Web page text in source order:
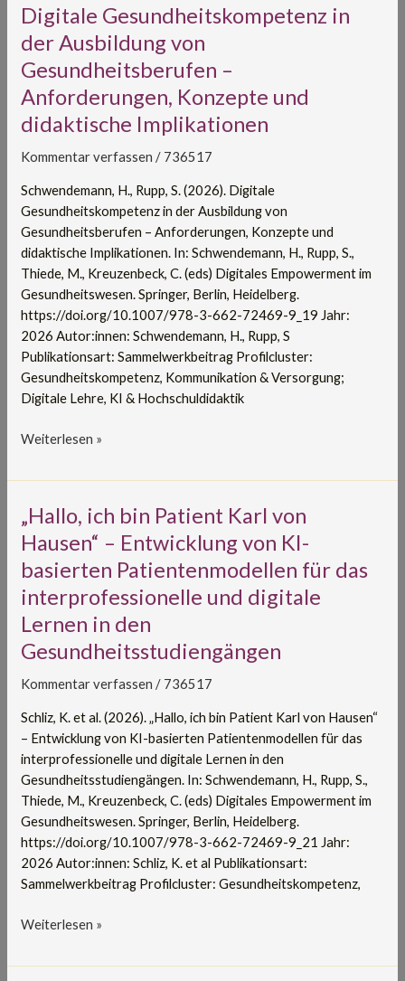
Digitale Gesundheitskompetenz in
der Ausbildung von
Gesundheitsberufen –
Anforderungen, Konzepte und
didaktische Implikationen
Kommentar verfassen / 736517
Schwendemann, H., Rupp, S. (2026). Digitale
Gesundheitskompetenz in der Ausbildung von
Gesundheitsberufen – Anforderungen, Konzepte und
didaktische Implikationen. In: Schwendemann, H., Rupp, S.,
Thiede, M., Kreuzenbeck, C. (eds) Digitales Empowerment im
Gesundheitswesen. Springer, Berlin, Heidelberg.
https://doi.org/10.1007/978-3-662-72469-9_19 Jahr:
2026 Autor:innen: Schwendemann, H., Rupp, S
Publikationsart: Sammelwerkbeitrag Profilcluster:
Gesundheitskompetenz, Kommunikation & Versorgung;
Digitale Lehre, KI & Hochschuldidaktik
Digitale
Gesundheitskompetenz
in
der
Ausbildung
von
Gesundheitsberufen
–
Konzepte
und
didaktische
Implikationen
Weiterlesen »
„Hallo, ich bin Patient Karl von
Hausen“ – Entwicklung von KI-
basierten Patientenmodellen für das
interprofessionelle und digitale
Lernen in den
Gesundheitsstudiengängen
Kommentar verfassen / 736517
Schliz, K. et al. (2026). „Hallo, ich bin Patient Karl von Hausen“
– Entwicklung von KI-basierten Patientenmodellen für das
interprofessionelle und digitale Lernen in den
Gesundheitsstudiengängen. In: Schwendemann, H., Rupp, S.,
Thiede, M., Kreuzenbeck, C. (eds) Digitales Empowerment im
Gesundheitswesen. Springer, Berlin, Heidelberg.
https://doi.org/10.1007/978-3-662-72469-9_21 Jahr:
2026 Autor:innen: Schliz, K. et al Publikationsart:
Sammelwerkbeitrag Profilcluster: Gesundheitskompetenz,
„Hallo,
ich
bin
Patient
Karl
von
Hausen“
–
Entwicklung
KI-
basierten
Patientenmodellen
für
das
interprofessionelle
und
digitale
Lernen
den
Weiterlesen »